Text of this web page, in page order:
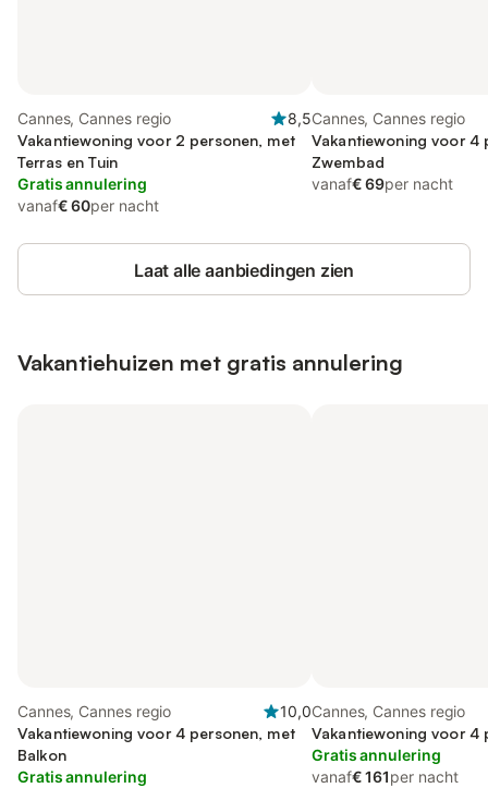
Cannes, Cannes regio
8,5
Vakantiewoning voor 2 personen, met
Terras en Tuin
Gratis annulering
vanaf€ 60per nacht
Cannes, Cannes regio
Vakantiewoning voor 4
Zwembad
vanaf€ 69per nacht
Laat alle aanbiedingen zien
Vakantiehuizen met gratis annulering
Cannes, Cannes regio
10,0
Vakantiewoning voor 4 personen, met
Balkon
Gratis annulering
Cannes, Cannes regio
Vakantiewoning voor 4
Gratis annulering
vanaf€ 161per nacht